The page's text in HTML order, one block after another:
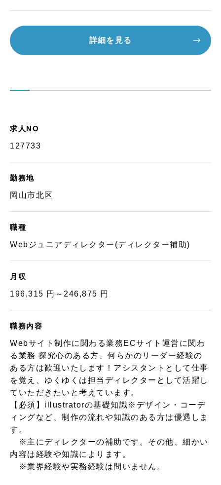
詳細を見る
求人NO
127733
勤務地
岡山市北区
職種
Webジュニアディレクター(ディレクター補助)
月収
196,315 円～246,875 円
職務内容
Webサイト制作に関わる業務ECサイト運営に関わ
る業務 探究心のある方、何らかのリーダー経験の
ある方は歓迎いたします！アシスタントとして仕事
を覚え、ゆくゆくは担当ディレクターとして活躍し
ていただきたいと考えています。
【必須】illustratorの基礎知識※デザイン・コーデ
ィングなど、制作の流れや知識のある方は優遇しま
す。
※主にディレクターの補助です。その他、細かい
内容は経験や知識によります。
※業界経験や実務経験は問いません。